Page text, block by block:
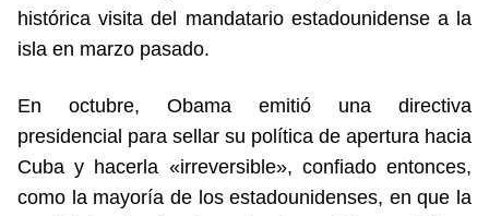
histórica visita del mandatario estadounidense a la
isla en marzo pasado.
En octubre, Obama emitió una directiva
presidencial para sellar su política de apertura hacia
Cuba y hacerla «irreversible», confiado entonces,
como la mayoría de los estadounidenses, en que la